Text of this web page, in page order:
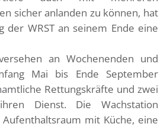
sicher anlanden zu können, hat
der WRST an seinem Ende eine
an Wochenenden und
Mai bis Ende September
Rettungskräfte und zwei
Dienst. Die Wachstation
mit Küche, eine